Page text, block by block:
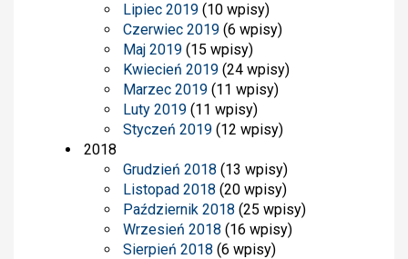
Lipiec 2019 (10 wpisy)
Czerwiec 2019 (6 wpisy)
Maj 2019 (15 wpisy)
Kwiecień 2019 (24 wpisy)
Marzec 2019 (11 wpisy)
Luty 2019 (11 wpisy)
Styczeń 2019 (12 wpisy)
2018
Grudzień 2018 (13 wpisy)
Listopad 2018 (20 wpisy)
Październik 2018 (25 wpisy)
Wrzesień 2018 (16 wpisy)
Sierpień 2018 (6 wpisy)